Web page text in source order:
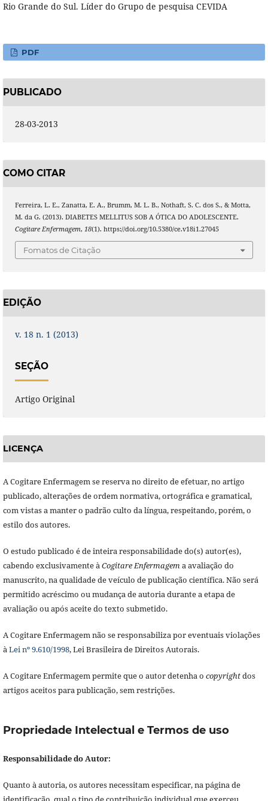
Rio Grande do Sul. Líder do Grupo de pesquisa CEVIDA
PDF
PUBLICADO
28-03-2013
COMO CITAR
Ferreira, L. E., Zanatta, E. A., Brumm, M. L. B., Nothaft, S. C. dos S., & Motta,
M. da G. (2013). DIABETES MELLITUS SOB A ÓTICA DO ADOLESCENTE.
Cogitare Enfermagem, 18(1). https://doi.org/10.5380/ce.v18i1.27045
Fomatos de Citação
EDIÇÃO
v. 18 n. 1 (2013)
SEÇÃO
Artigo Original
LICENÇA
A Cogitare Enfermagem se reserva no direito de efetuar, no artigo
publicado, alterações de ordem normativa, ortográfica e gramatical,
com vistas a manter o padrão culto da língua, respeitando, porém, o
estilo dos autores.
O estudo publicado é de inteira responsabilidade do(s) autor(es),
cabendo exclusivamente àCogitare Enfermagema avaliação do
manuscrito, na qualidade de veículo de publicação científica. Não será
permitido acréscimo ou mudança de autoria durante a etapa de
avaliação ou após aceite do texto submetido.
A Cogitare Enfermagem não se responsabiliza por eventuais violações
àLei nº 9.610/1998, Lei Brasileira de Direitos Autorais.
A Cogitare Enfermagem permite que o autor detenha o copyrightdos
artigos aceitos para publicação, sem restrições.
Propriedade Intelectual e Termos de uso
Responsabilidade do Autor:
Quanto à autoria, os autores necessitam especificar, na página de